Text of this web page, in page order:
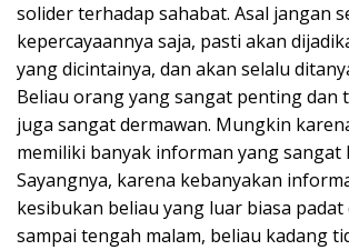
solider terhadap sahabat. Asal jangan
kepercayaannya saja, pasti akan
yang dicintainya, dan akan selalu
Beliau orang yang sangat penting dan
juga sangat dermawan. Mungkin
memiliki banyak informan yang sangat
Sayangnya, karena kebanyakan
kesibukan beliau yang luar biasa padat
sampai tengah malam, beliau kadang